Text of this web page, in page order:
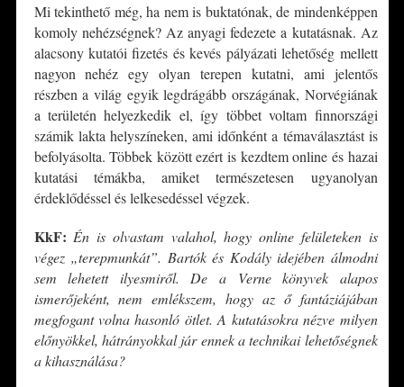
Mi tekinthető még, ha nem is buktatónak, de mindenképpen
komoly nehézségnek? Az anyagi fedezete a kutatásnak. Az
alacsony kutatói fizetés és kevés pályázati lehetőség mellett
nagyon nehéz egy olyan terepen kutatni, ami jelentős
részben a világ egyik legdrágább országának, Norvégiának
a területén helyezkedik el, így többet voltam finnországi
számik lakta helyszíneken, ami időnként a témaválasztást is
befolyásolta. Többek között ezért is kezdtem online és hazai
kutatási témákba, amiket természetesen ugyanolyan
érdeklődéssel és lelkesedéssel végzek.
KkF: Én is olvastam valahol, hogy online felületeken is
végez „terepmunkát”. Bartók és Kodály idejében álmodni
sem lehetett ilyesmiről. De a Verne könyvek alapos
ismerőjeként, nem emlékszem, hogy az ő fantáziájában
megfogant volna hasonló ötlet. A kutatásokra nézve milyen
előnyökkel, hátrányokkal jár ennek a technikai lehetőségnek
a kihasználása?